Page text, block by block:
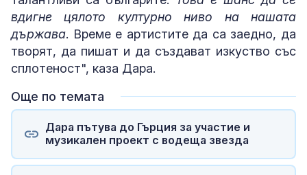
вдигне цялото културно ниво на нашата
държава. Време е артистите да са заедно, да
творят, да пишат и да създават изкуство със
сплотеност", каза Дара.
Още по темата
Дара пътува до Гърция за участие и
музикален проект с водеща звезда